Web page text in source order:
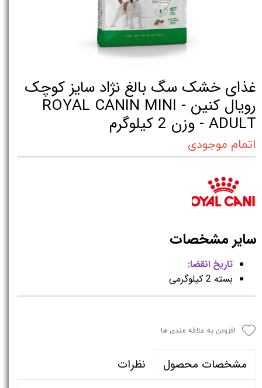
غذای خشک سگ بالغ نژاد سایز کوچک
رویال کنین - ROYAL CANIN MINI
ADULT - وزن 2 کیلوگرم
اتمام موجودی
سایر مشخصات
تاریخ انقضا:
بسته 2 کیلوگرمی
افزودن به علاقه مندی ها
مشخصات محصول نظرات